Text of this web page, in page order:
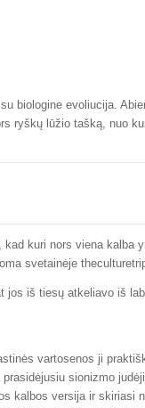
biologine evoliucija.
ryškų lūžio tašką, nuo
kuri nors viena kalba
svetainėje
jos iš tiesų atkeliavo iš
vartosenos ji
sionizmo
kalbos versija ir skiriasi